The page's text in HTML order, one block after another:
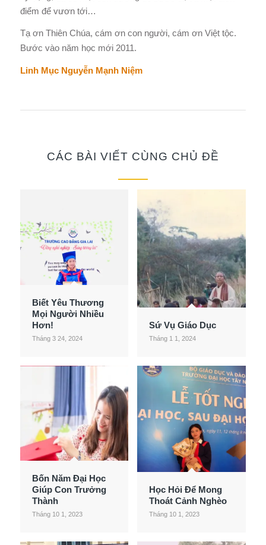
điểm để vươn tới…
Tạ ơn Thiên Chúa, cám ơn con người, cám ơn Việt tộc.
Bước vào năm học mới 2011.
Linh Mục Nguyễn Mạnh Niệm
CÁC BÀI VIẾT CÙNG CHỦ ĐỀ
Biết Yêu Thương
Mọi Người Nhiều
Hơn!
Tháng 3 24, 2024
Sứ Vụ Giáo Dục
Tháng 1 1, 2024
Bốn Năm Đại Học
Giúp Con Trưởng
Thành
Tháng 10 1, 2023
Học Hỏi Để Mong
Thoát Cảnh Nghèo
Tháng 10 1, 2023